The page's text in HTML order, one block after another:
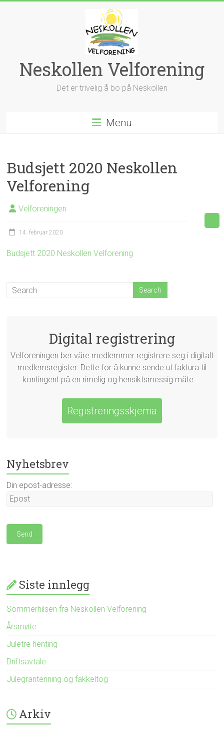
Neskollen Velforening
Det er trivelig å bo på Neskollen
Menu
Budsjett 2020 Neskollen
Velforening
Velforeningen
14. februar 2020
Budsjett 2020 Neskollen Velforening
Digital registrering
Velforeningen ber våre medlemmer registrere seg i digitalt
medlemsregister. Dette for å kunne sende ut faktura til
kontingent på en rimelig og hensiktsmessig måte....
Registreringsskjema
Nyhetsbrev
Din epost-adresse:
Siste innlegg
Sommerhilsen fra Neskollen Velforening
Årsmøte
Juletre henting
Driftsavtale
Julegrantenning og fakkeltog
Arkiv